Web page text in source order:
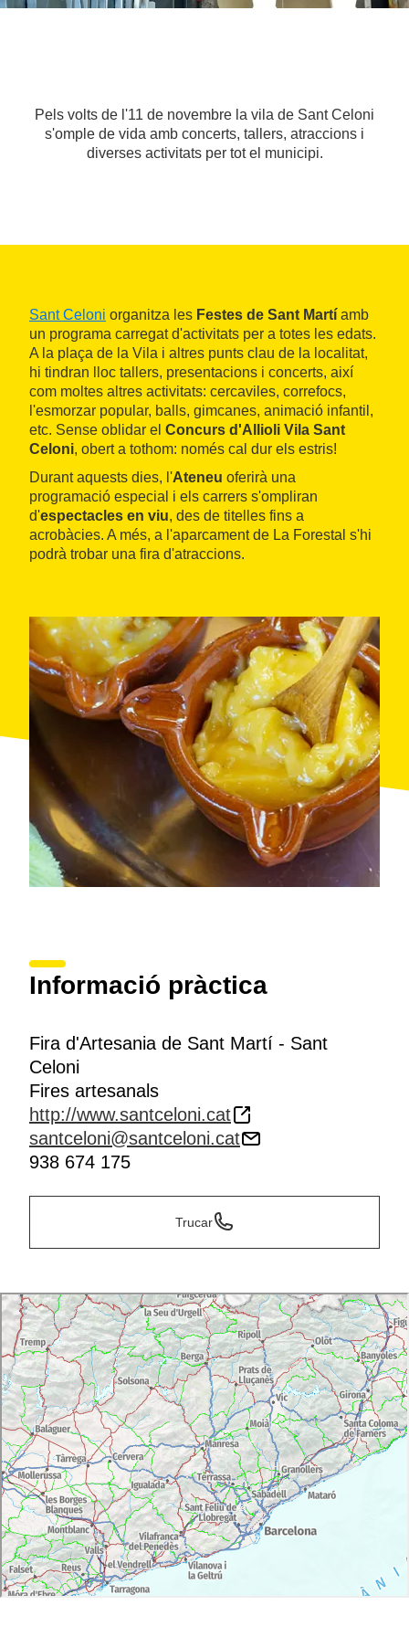
Pels volts de l'11 de novembre la vila de Sant Celoni
s'omple de vida amb concerts, tallers, atraccions i
diverses activitats per tot el municipi.
Sant Celoni organitza les Festes de Sant Martí amb
un programa carregat d'activitats per a totes les edats.
A la plaça de la Vila i altres punts clau de la localitat,
hi tindran lloc tallers, presentacions i concerts, així
com moltes altres activitats: cercaviles, correfocs,
l'esmorzar popular, balls, gimcanes, animació infantil,
etc. Sense oblidar el Concurs d'Allioli Vila Sant
Celoni, obert a tothom: només cal dur els estris!
Durant aquests dies, l'Ateneu oferirà una
programació especial i els carrers s'ompliran
d'espectacles en viu, des de titelles fins a
acrobàcies. A més, a l'aparcament de La Forestal s'hi
podrà trobar una fira d'atraccions.
Informació pràctica
Fira d'Artesania de Sant Martí - Sant
Celoni
Fires artesanals
http://www.santceloni.cat
santceloni@santceloni.cat
938 674 175
Trucar